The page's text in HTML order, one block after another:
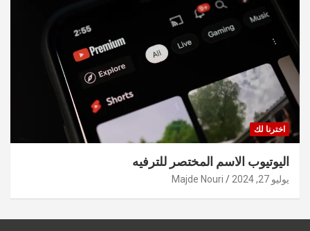
اخترنا لك
اليوتيوب الاسم المختصر للترفيه
يوليو 27, 2024 Majde Nouri